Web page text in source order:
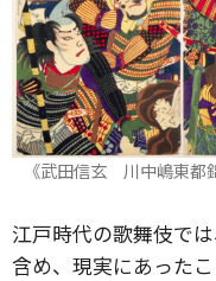
《武田信玄 川中嶋東
江戸時代の歌舞伎で
含め、現実にあった